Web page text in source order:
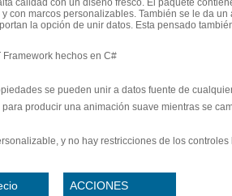
calidad con un diseño fresco. El paquete
con marcos personalizables. También se le da
la opción de unir datos. Esta pensado
hechos en C#
se pueden unir a datos fuente de
producir una animación suave mientras se
y no hay restricciones de los
ACCIONES